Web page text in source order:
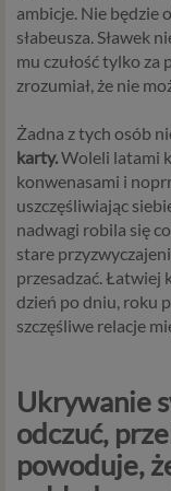
ambicje. Nie będzie
słabeusza. Sławek
mu czułość tylko za
zrozumiał, że nie
Żadna z tych osób
karty.Woleli latami
konwenasami i
uszczęśliwiając
nadwagi robila się
stare
przesadzać. Łatwiej
dzień po dniu, roku
szczęśliwe relacje
Ukrywanie
odczuć,
powoduje,